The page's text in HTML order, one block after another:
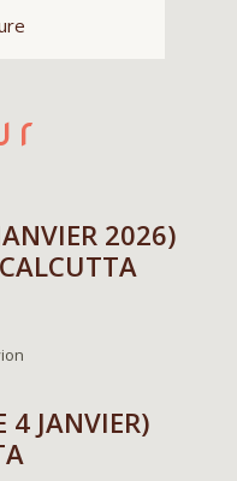
2026)
4 JANVIER)